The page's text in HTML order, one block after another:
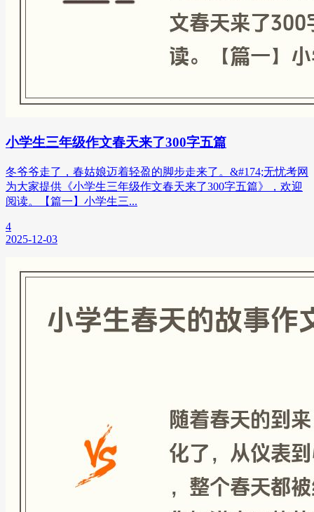
小学生三年级作文春天来了300字五篇
冬爷爷走了，春姑娘迈着轻盈的脚步走来了。&#174;无忧考网
为大家提供《小学生三年级作文春天来了300字五篇》，欢迎
阅读。【篇一】小学生三...
4
2025-12-03